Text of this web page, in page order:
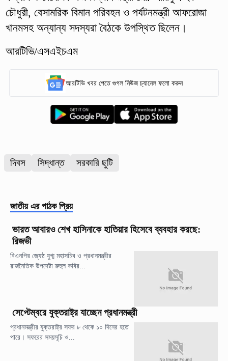
চৌধুরী, বেসামরিক বিমান পরিবহন ও পর্যটনমন্ত্রী আফরোজা
খানমসহ অন্যান্য সদস্যরা বৈঠকে উপস্থিত ছিলেন।
আরটিভি/এসএইচএম
আরটিভি খবর পেতে গুগল নিউজ চ্যানেল ফলো করুন
দিবস সিদ্ধান্ত সরকারি ছুটি
জাতীয় এর পাঠক প্রিয়
ভারত আবারও শেখ হাসিনাকে হাতিয়ার হিসেবে ব্যবহার করছে:
রিজভী
বিএনপির জ্যেষ্ঠ যুগ্ম মহাসচিব ও প্রধানমন্ত্রীর
রাজনৈতিক উপদেষ্টা রুহুল কবির...
সেপ্টেম্বরে যুক্তরাষ্ট্র যাচ্ছেন প্রধানমন্ত্রী
প্রধানমন্ত্রীর যুক্তরাষ্ট্র সফর ৮ থেকে ১০ দিনের হতে
পারে। সফরের সময়সূচি ও...